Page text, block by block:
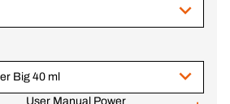
Big 40 ml
User Manual Power